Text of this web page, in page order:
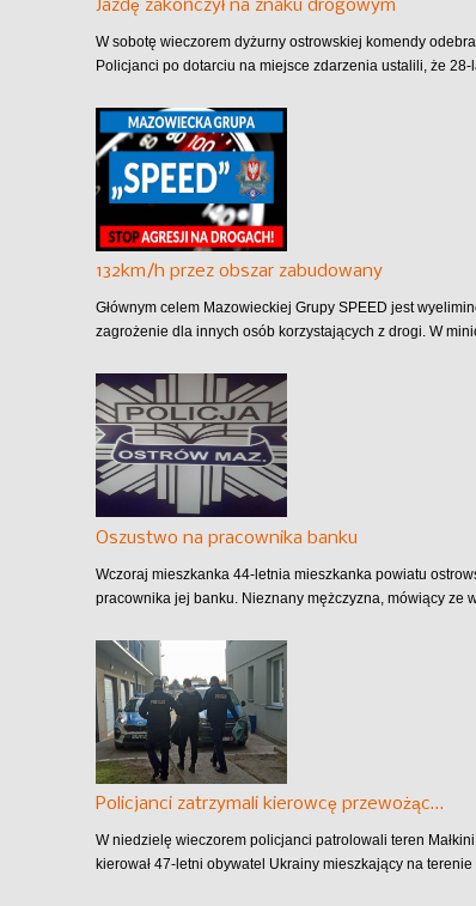
Jazdę zakończył na znaku drogowym
W sobotę wieczorem dyżurny ostrowskiej komendy
Policjanci po dotarciu na miejsce zdarzenia ustalili, że
132km/h przez obszar zabudowany
Głównym celem Mazowieckiej Grupy SPEED jest
zagrożenie dla innych osób korzystających z drogi. W
Oszustwo na pracownika banku
Wczoraj mieszkanka 44-letnia mieszkanka powiatu
pracownika jej banku. Nieznany mężczyzna, mówiący ze
Policjanci zatrzymali kierowcę przewożąc…
W niedzielę wieczorem policjanci patrolowali teren
kierował 47-letni obywatel Ukrainy mieszkający na